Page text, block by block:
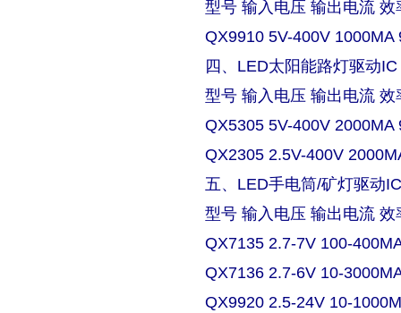
型号 输入电压 输出电流 效
QX9910 5V-400V 1000MA
四、LED太阳能路灯驱动IC
型号 输入电压 输出电流 效
QX5305 5V-400V 2000MA
QX2305 2.5V-400V
五、LED手电筒/矿灯驱动
型号 输入电压 输出电流 效
QX7135 2.7-7V 100-
QX7136 2.7-6V 10-
QX9920 2.5-24V 10-